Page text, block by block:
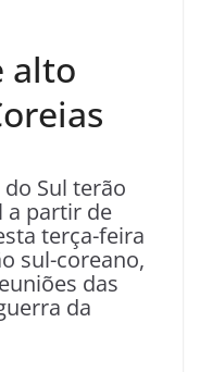
alto
Sul terão
a partir de
terça-feira
sul-coreano,
das
da